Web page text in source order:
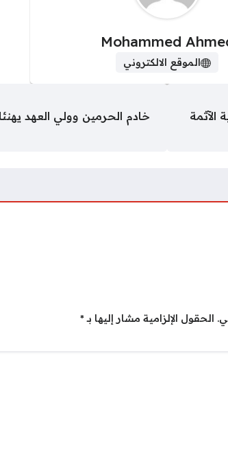
Mohammed
الموقع الالكتروني
الآثمة
خادم الحرمين وولي العهد
الحقول الإلزامية مشار إليها بـ*